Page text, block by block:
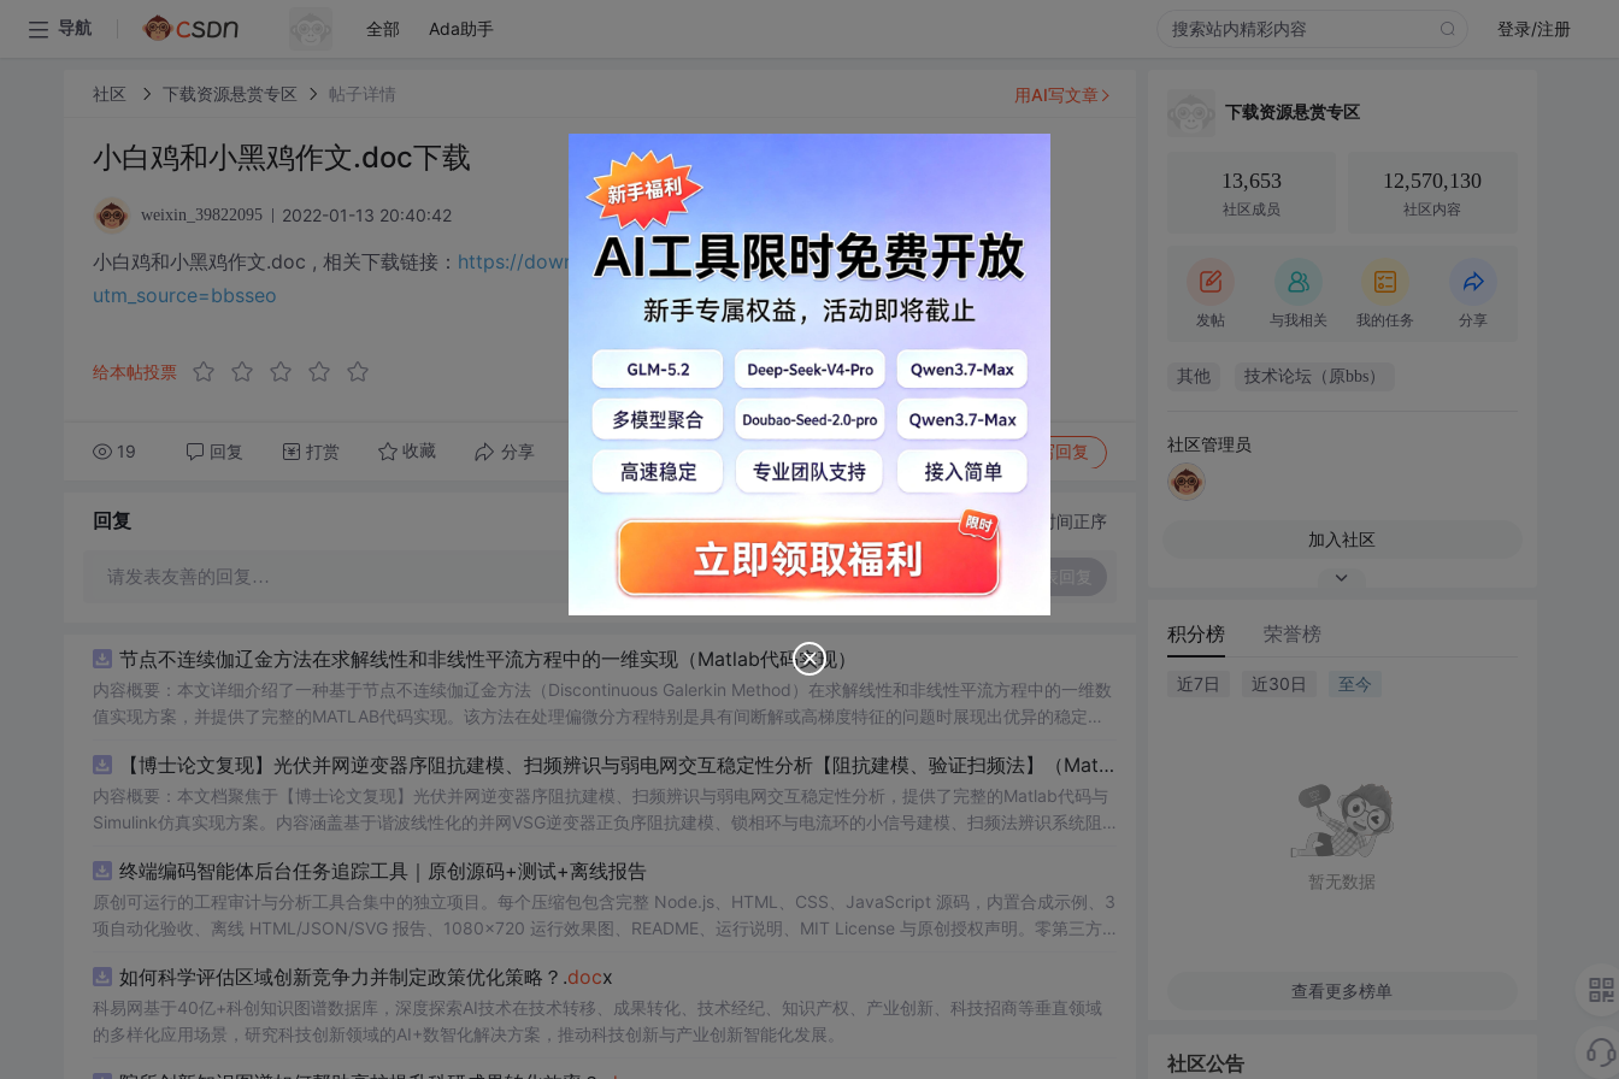
导航 全部 Ada助手 登录/注册
社区 下载资源悬赏专区 帖子详情
小白鸡和小黑鸡作文.doc下载
weixin_39822095 2022-01-13 20:40:42
小白鸡和小黑鸡作文.doc , 相关下载链接： https://download.csdn.net/download/m0_65191343/75685963?
utm_source=bbsseo
给本帖投票
19 回复 打赏 收藏 分享 转发到动态 举报 写回复
用AI写文章
回复 切换为时间正序
请发表友善的回复…
节点不连续伽辽金方法在求解线性和非线性平流方程中的一维实现（Matlab代码实现）
内容概要：本文详细介绍了一种基于节点不连续伽辽金方法（Discontinuous Galerkin Method）在求解线性和非线性平流方程中的一维数
值实现方案，并提供了完整的MATLAB代码实现。该方法在处理偏微分方程特别是具有间断解或高梯度特征的问题时展现出优异的稳定性
AB环境中实现该数值方法，并辅以典型算例验证其有效性和可靠性。此外，文章还强调科研工作中“借力”与创新思维的重要性，鼓励研究
者在夯实理论基础的同时勇于探索新思路。; 适合人群：具备偏微分方程数值解法基础知识、熟悉MATLAB编程，从事计算数学、流体力
学、物理建模及相关领域的研究生、科研人员及工程技术开发者。; 使用场景及目标：① 学习并掌握节点不连续伽辽金方法的基本理论与
拟、守恒律方程求解等科研项目中的扩展与改进； 阅读建议：建议读者结合经典数值分析教材深入理解DG方法的数学背景，逐段调试并运
行所附MATLAB代码，通过调整初始条件、网格划分和时间步长等方式观察算法表现，从而深化对数值稳定性与计算精度之间平衡关系的
理解。
【博士论文复现】光伏并网逆变器序阻抗建模、扫频辨识与弱电网交互稳定性分析【阻抗建模、验证扫频法】（Matlab代码、Simulink仿真实现）
内容概要：本文档聚焦于【博士论文复现】光伏并网逆变器序阻抗建模、扫频辨识与弱电网交互稳定性分析，提供了完整的Matlab代码与
Simulink仿真实现方案。内容涵盖基于谐波线性化的并网VSG逆变器正负序阻抗建模、锁相环与电流环的小信号建模、扫频法辨识系统阻
助读者掌握新能源并网系统稳定性分析的核心技术与工程实现方法。; 适合人群：具备电力电子、自动控制理论基础，熟悉Matlab/Simulin
k环境，从事新能源发电、并网控制或电力系统稳定性研究的研究生、科研人员及工程师。; 使用场景及目标：① 复现博士论文中关于光
伏并网逆变器阻抗建模与稳定性分析的关键实验；② 学习并掌握扫频法（Frequency Scan）在实际系统中的应用技巧；③ 利用提供的
资源以博士论文级别的科研内容为核心，不仅提供可运行的代码，更强调理论与实践的紧密结合。建议使用者首先梳理文档中的理论框
架，再逐步运行和调试仿真模型，重点关注扫频激励信号的设计、阻抗数据的提取与稳定性判据的判断逻辑，从而深刻理解并网逆变器在
复杂电网环境下的动态交互行为。
终端编码智能体后台任务追踪工具｜原创源码+测试+离线报告
原创可运行的工程审计与分析工具合集中的独立项目。每个压缩包包含完整 Node.js、HTML、CSS、JavaScript 源码，内置合成示例、3
项自动化验收、离线 HTML/JSON/SVG 报告、1080×720 运行效果图、README、运行说明、MIT License 与原创授权声明。零第三方
示与二次开发。运行方法：Node.js 18+ 下执行 npm test 与 npm run report，或启动静态服务器打开 index.html。
如何科学评估区域创新竞争力并制定政策优化策略？.docx
科易网基于40亿+科创知识图谱数据库，深度探索AI技术在技术转移、成果转化、技术经纪、知识产权、产业创新、科技招商等垂直领域
的多样化应用场景，研究科技创新领域的AI+数智化解决方案，推动科技创新与产业创新智能化发展。
下载资源悬赏专区
13,653
社区成员
12,570,130
社区内容
发帖 与我相关 我的任务 分享
其他 技术论坛（原bbs）
社区管理员
加入社区
积分榜 荣誉榜
近7日 近30日 至今
暂无数据
查看更多榜单
社区公告